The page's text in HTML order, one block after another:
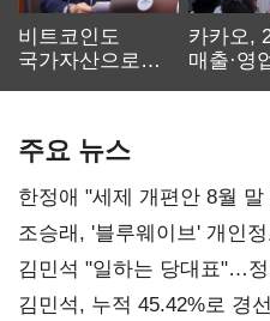
비트코인도
국가자산으로…'
카카오,
매출·영
주요 뉴스
한정애 "세제 개편안 8월
조승래, '블루웨이브' 개인
통감"
김민석 "일하는 당대표"…
김민석, 누적 45.42%로 경